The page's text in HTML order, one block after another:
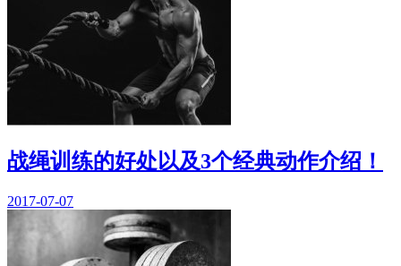
战绳训练的好处以及3个经典动作介绍！
2017-07-07